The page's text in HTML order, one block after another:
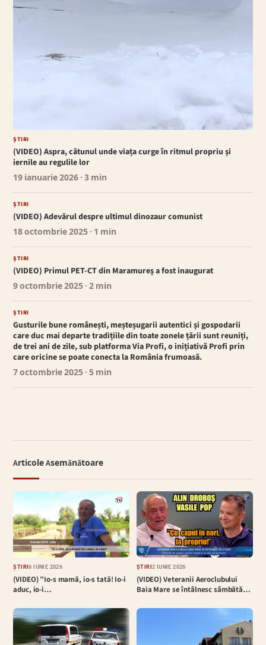
ȘTIRI
(VIDEO) Aspra, cătunul unde viața curge în ritmul propriu și
iernile au regulile lor
19 ianuarie 2026 · 3 min
ȘTIRI
(VIDEO) Adevărul despre ultimul dinozaur comunist
18 octombrie 2025 · 1 min
ȘTIRI
(VIDEO) Primul PET-CT din Maramureș a fost inaugurat
9 octombrie 2025 · 2 min
ȘTIRI
Gusturile bune românești, meșteșugarii autentici și gospodarii
care duc mai departe tradițiile din toate zonele țării sunt reuniți,
de trei ani de zile, sub platforma Via Profi, o inițiativă Profi prin
care oricine se poate conecta la România frumoasă.
7 octombrie 2025 · 5 min
Articole Asemănătoare
ȘTIRI6 IUNIE 2026
(VIDEO) ”Io-s mamă, io-s tată! Io-i
aduc, io-i…
ȘTIRI2 IUNIE 2026
(VIDEO) Veteranii Aeroclubului
Baia Mare se întâlnesc sâmbătă…